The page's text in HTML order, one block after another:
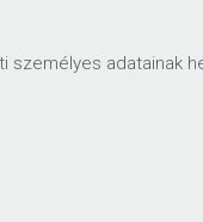
adatainak